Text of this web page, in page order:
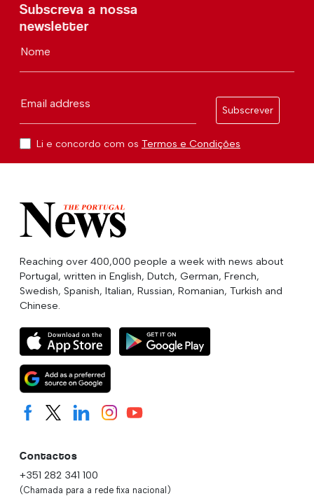
Subscreva a nossa
newsletter
Nome
Email address
Subscrever
Li e concordo com os Termos e Condições
Reaching over 400,000 people a week with news about
Portugal, written in English, Dutch, German, French,
Swedish, Spanish, Italian, Russian, Romanian, Turkish and
Chinese.
Contactos
+351 282 341 100
(Chamada para a rede fixa nacional)